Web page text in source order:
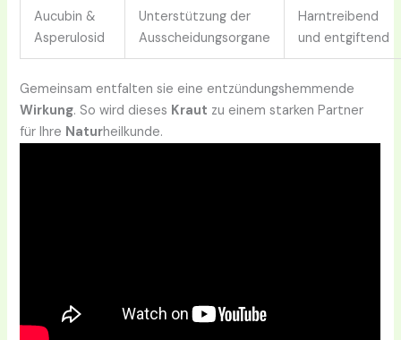
Aucubin &
Asperulosid
Unterstützung der
Ausscheidungsorgane
Harntreibend
und entgiftend
Gemeinsam entfalten sie eine entzündungshemmende
Wirkung. So wird dieses Kraut zu einem starken Partner
für Ihre Naturheilkunde.